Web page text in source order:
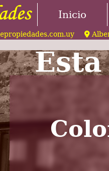
Inicio